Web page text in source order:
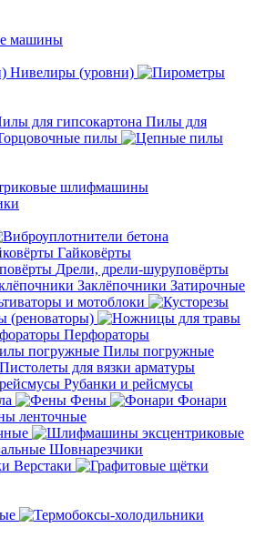
машины
Нивелиры (уровни)
Пилы для
пилы
шлифмашины
Гайковёрты
Дрели, дрели-шуруповёрты
Заклёпочники Затирочные
и мотоблоки
(реноваторы)
Перфораторы
Пилы погружные
Рубанки и рейсмусы
Фены
Фонари
ленточные
Шовнарезчики
Верстаки